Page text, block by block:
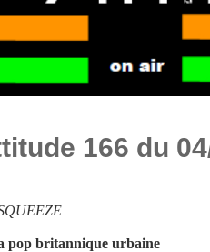
166 du
pop britannique urbaine